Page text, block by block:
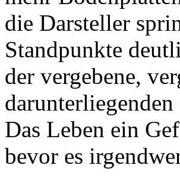
die Darsteller
Standpunkte
der vergebene,
Das Leben ein
bevor es